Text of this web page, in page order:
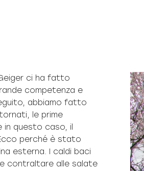
ci ha fatto
competenza e
abbiamo fatto
le prime
in questo caso, il
perché è stato
esterna. I caldi baci
contraltare alle salate